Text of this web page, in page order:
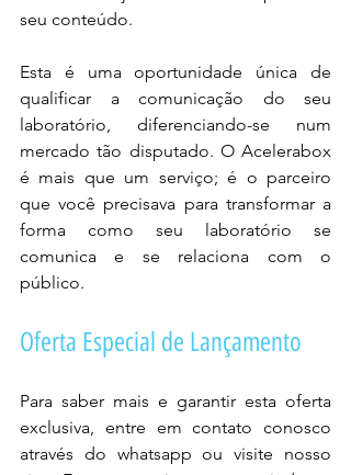
seu conteúdo.
Esta é uma oportunidade única de
qualificar a comunicação do seu
laboratório, diferenciando-se num
mercado tão disputado. O Acelerabox
é mais que um serviço; é o parceiro
que você precisava para transformar a
forma como seu laboratório se
comunica e se relaciona com o
público.
Oferta Especial de Lançamento
Para saber mais e garantir esta oferta
exclusiva, entre em contato conosco
através do whatsapp ou visite nosso